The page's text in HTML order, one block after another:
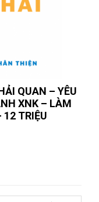
QUAN – YÊU
XNK – LÀM
TRIỆU